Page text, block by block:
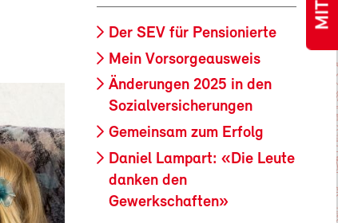
Der SEV für Pensionierte
Mein Vorsorgeausweis
Änderungen 2025 in den
Sozialversicherungen
Gemeinsam zum Erfolg
Daniel Lampart: «Die Leute
danken den
Gewerkschaften»